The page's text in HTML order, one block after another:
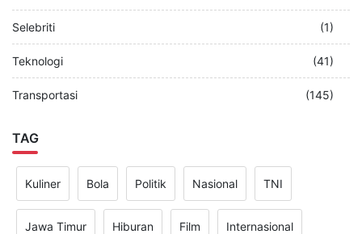
Selebriti (1)
Teknologi (41)
Transportasi (145)
TAG
Kuliner Bola Politik Nasional TNI
Jawa Timur Hiburan Film Internasional